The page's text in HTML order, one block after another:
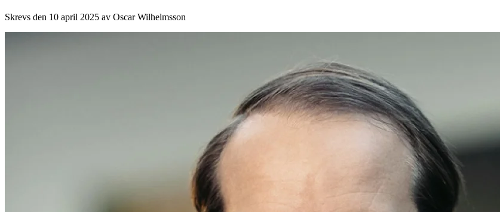
Skrevs den 10 april 2025 av Oscar Wilhelmsson